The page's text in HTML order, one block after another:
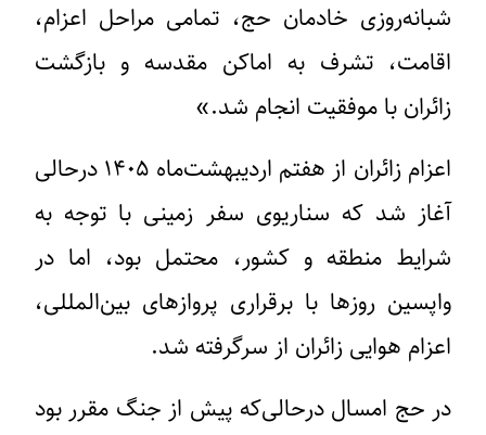
شبانه‌روزی خادمان حج، تمامی مراحل اعزام،
اقامت، تشرف به اماکن مقدسه و بازگشت
زائران با موفقیت انجام شد.»
اعزام زائران از هفتم اردیبهشت‌ماه ۱۴۰۵ درحالی
آغاز شد که سناریوی سفر زمینی با توجه به
شرایط منطقه و کشور، محتمل بود، اما در
واپسین روزها با برقراری پروازهای بین‌المللی،
اعزام هوایی زائران از سرگرفته شد.
در حج امسال درحالی‌که پیش از جنگ مقرر بود